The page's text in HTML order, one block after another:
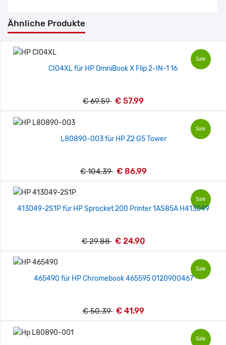
Ähnliche Produkte
Sale
CI04XL für HP OmniBook X Flip 2-IN-1 16
€ 69.59 € 57.99
Sale
L80890-003 für HP Z2 G5 Tower
€ 104.39 € 86.99
Sale
413049-2S1P für HP Sprocket 200 Printer 1AS85A H413049
€ 29.88 € 24.90
Sale
465490 für HP Chromebook 465595 0120900467
€ 50.39 € 41.99
Sale